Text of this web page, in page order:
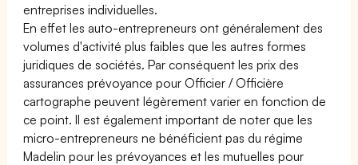
entreprises individuelles.
En effet les auto-entrepreneurs ont généralement des
volumes d'activité plus faibles que les autres formes
juridiques de sociétés. Par conséquent les prix des
assurances prévoyance pour Officier / Officière
cartographe peuvent légèrement varier en fonction de
ce point. Il est également important de noter que les
micro-entrepreneurs ne bénéficient pas du régime
Madelin pour les prévoyances et les mutuelles pour